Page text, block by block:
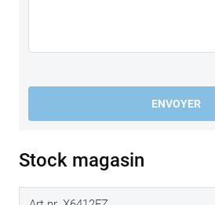
ENVOYER
Stock magasin